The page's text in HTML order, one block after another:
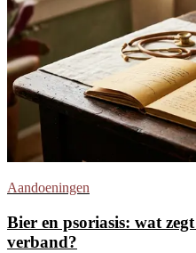
Aandoeningen
Bier en psoriasis: wat
verband?